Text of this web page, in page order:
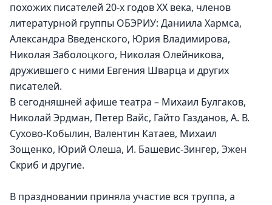
похожих писателей 20-х годов XX века, членов
литературной группы ОБЭРИУ: Даниила Хармса,
Александра Введенского, Юрия Владимирова,
Николая Заболоцкого, Николая Олейникова,
дружившего с ними Евгения Шварца и других
писателей.
В сегодняшней афише театра – Михаил Булгаков,
Николай Эрдман, Петер Вайс, Гайто Газданов, А. В.
Сухово-Кобылин, Валентин Катаев, Михаил
Зощенко, Юрий Олеша, И. Башевис-Зингер, Эжен
Скриб и другие.
В праздновании приняла участие вся труппа, а